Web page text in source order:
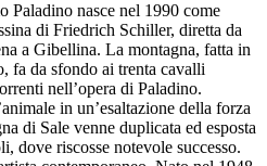
nasce nel 1990 come
di Friedrich Schiller, diretta da
a Gibellina. La montagna, fatta in
fa da sfondo ai trenta cavalli
nell’opera di Paladino.
in un’esaltazione della forza
di Sale venne duplicata ed esposta
dove riscosse notevole successo.